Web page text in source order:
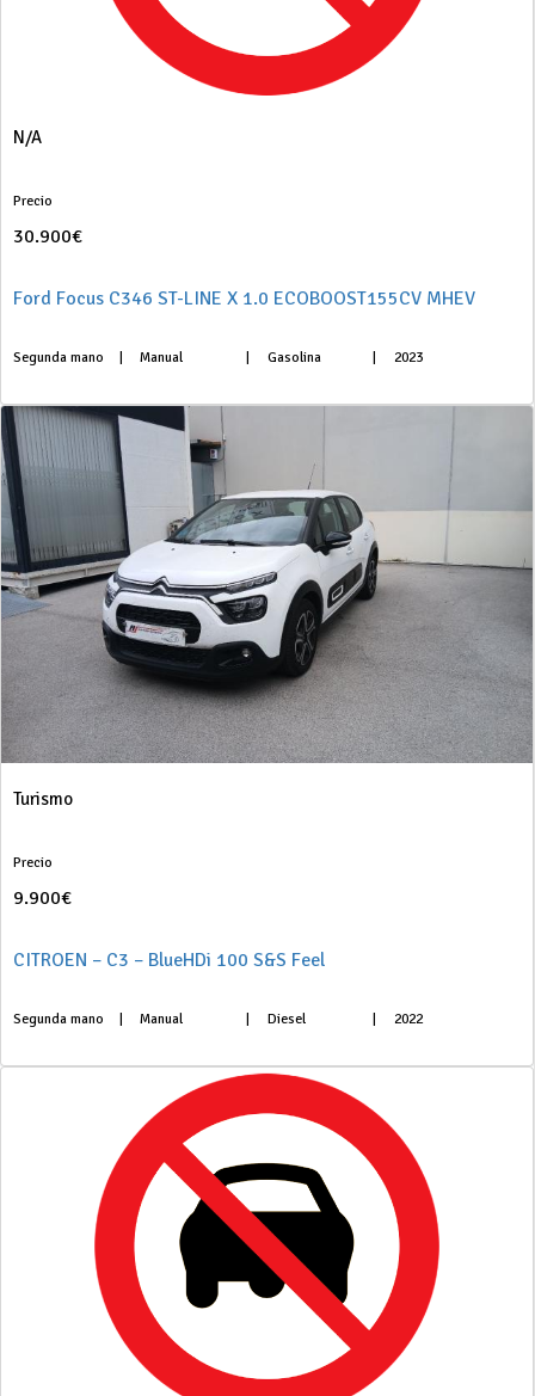
N/A
Precio
30.900€
Ford Focus C346 ST-LINE X 1.0 ECOBOOST155CV MHEV
Segunda mano Manual Gasolina 2023
Turismo
Precio
9.900€
CITROEN – C3 – BlueHDi 100 S&S Feel
Segunda mano Manual Diesel 2022